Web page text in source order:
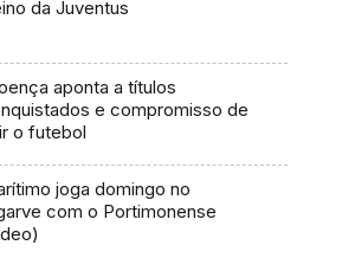
da Juventus
aponta a títulos
e compromisso de
o futebol
joga domingo no
com o Portimonense